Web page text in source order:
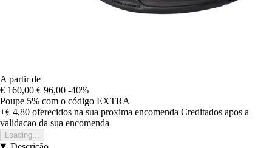
A partir de
€ 160,00 € 96,00 -40%
Poupe 5% com o código EXTRA
+€ 4,80 oferecidos na sua proxima encomenda Creditados apos a
validacao da sua encomenda
Loading...